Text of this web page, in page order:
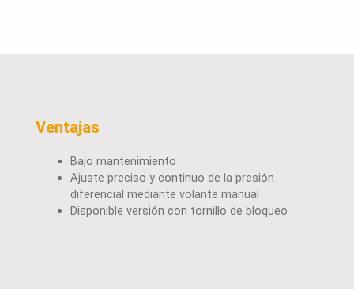
Ventajas
Bajo mantenimiento
Ajuste preciso y continuo de la presión
diferencial mediante volante manual
Disponible versión con tornillo de bloqueo